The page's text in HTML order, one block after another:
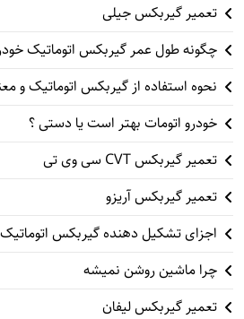
تعمیر گیربکس جیلی
چگونه طول عمر گیربکس اتوماتیک
نحوه استفاده از گیربکس اتوماتیک و
خودرو اتومات بهتر است یا دستی ؟
تعمیر گیربکس CVT سی وی تی
تعمیر گیربکس آریزو
اجزای تشکیل دهنده گیربکس اتوماتیک
چرا ماشین روشن نمیشه
تعمیر گیربکس لیفان